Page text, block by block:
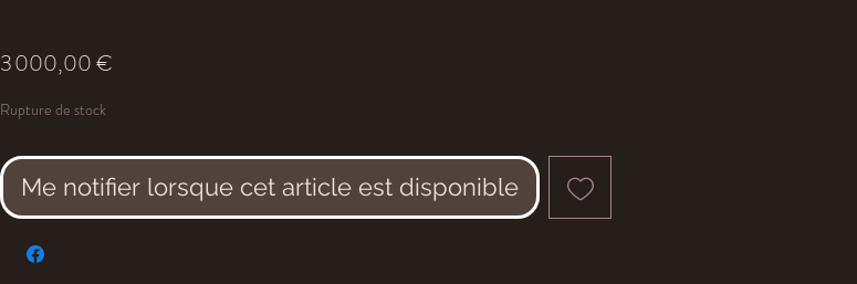
3 000,00 €
Rupture de stock
Me notifier lorsque cet article est disponible